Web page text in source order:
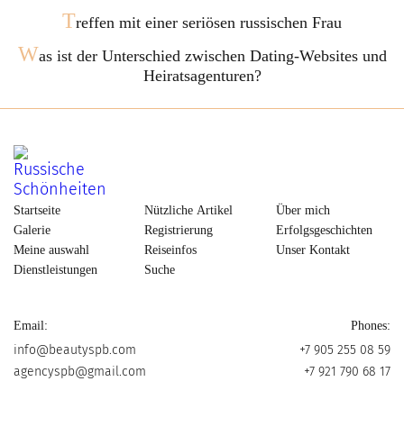
Treffen mit einer seriösen russischen Frau
Was ist der Unterschied zwischen Dating-Websites und
Heiratsagenturen?
Startseite
Galerie
Meine auswahl
Dienstleistungen
Nützliche Artikel
Registrierung
Reiseinfos
Suche
Über mich
Erfolgsgeschichten
Unser Kontakt
Email:
info@beautyspb.com
agencyspb@gmail.com
Phones:
+7 905 255 08 59
+7 921 790 68 17